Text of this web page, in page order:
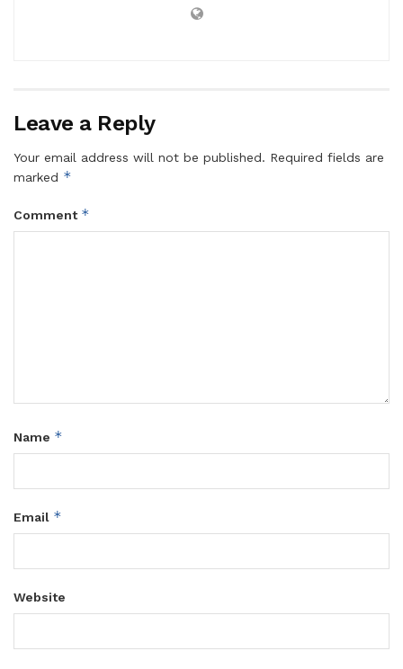
Leave a Reply
Your email address will not be published. Required fields are
marked *
Comment *
Name *
Email *
Website